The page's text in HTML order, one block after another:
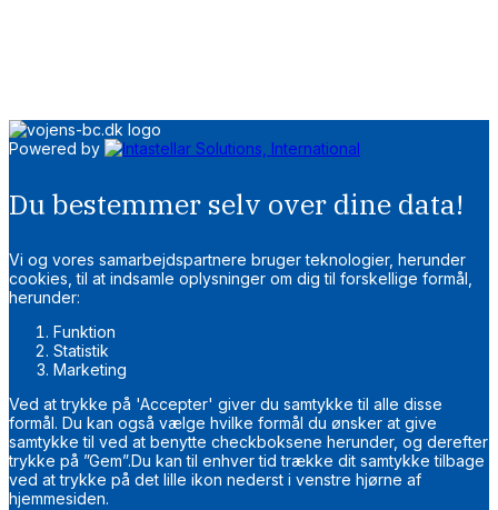
Powered by
Du bestemmer selv over dine data!
Vi og vores samarbejdspartnere bruger teknologier, herunder
cookies, til at indsamle oplysninger om dig til forskellige formål,
herunder:
Funktion
Statistik
Marketing
Ved at trykke på 'Accepter' giver du samtykke til alle disse
formål. Du kan også vælge hvilke formål du ønsker at give
samtykke til ved at benytte checkboksene herunder, og derefter
trykke på ”Gem”.Du kan til enhver tid trække dit samtykke tilbage
ved at trykke på det lille ikon nederst i venstre hjørne af
hjemmesiden.